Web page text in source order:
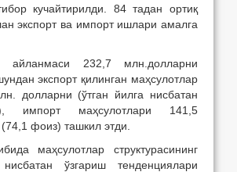
кучайтирилди. 84 тадан ортиқ
экспорт ва импорт ишлари амалга
айланмаси 232,7 млн.долларни
экспорт қилинган маҳсулотлар
долларни (ўтган йилга нисбатан
импорт маҳсулотлари 141,5
фоиз) ташкил этди.
маҳсулотлар структурасининг
ўзгариш тенденциялари